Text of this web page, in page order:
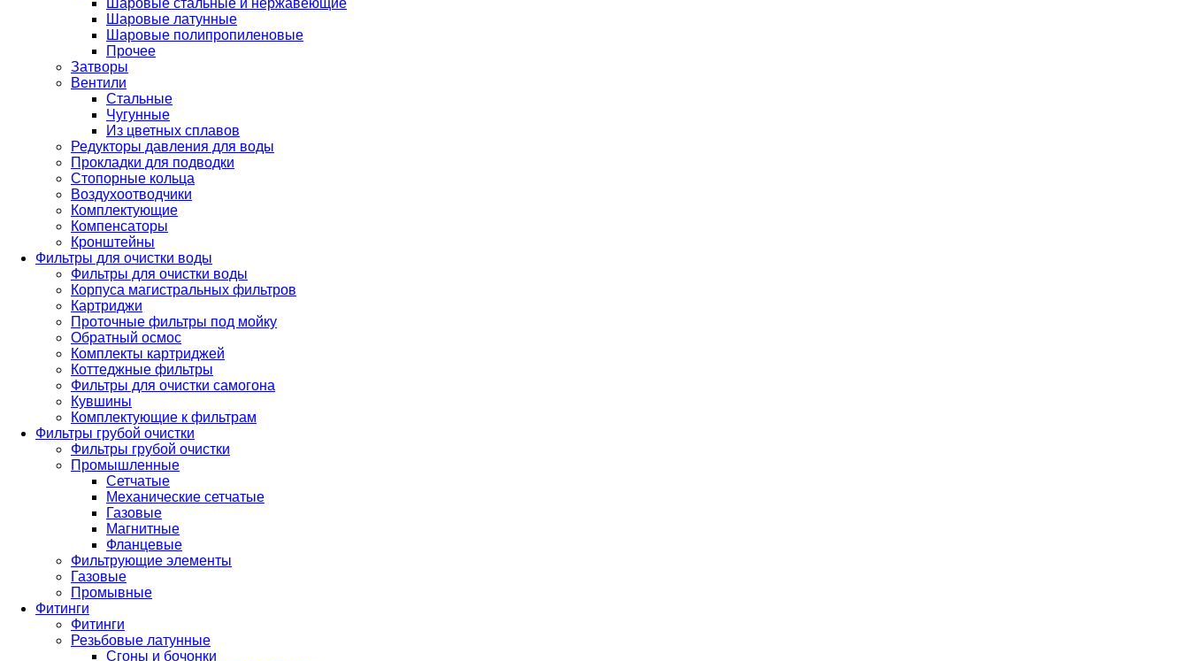
Шаровые стальные и нержавеющие
Шаровые латунные
Шаровые полипропиленовые
Прочее
Затворы
Вентили
Стальные
Чугунные
Из цветных сплавов
Редукторы давления для воды
Прокладки для подводки
Стопорные кольца
Воздухоотводчики
Комплектующие
Компенсаторы
Кронштейны
Фильтры для очистки воды
Фильтры для очистки воды
Корпуса магистральных фильтров
Картриджи
Проточные фильтры под мойку
Обратный осмос
Комплекты картриджей
Коттеджные фильтры
Фильтры для очистки самогона
Кувшины
Комплектующие к фильтрам
Фильтры грубой очистки
Фильтры грубой очистки
Промышленные
Сетчатые
Механические сетчатые
Газовые
Магнитные
Фланцевые
Фильтрующие элементы
Газовые
Промывные
Фитинги
Фитинги
Резьбовые латунные
Сгоны и бочонки